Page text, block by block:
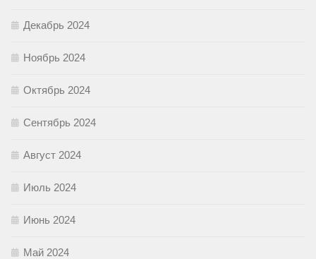
Декабрь 2024
Ноябрь 2024
Октябрь 2024
Сентябрь 2024
Август 2024
Июль 2024
Июнь 2024
Май 2024